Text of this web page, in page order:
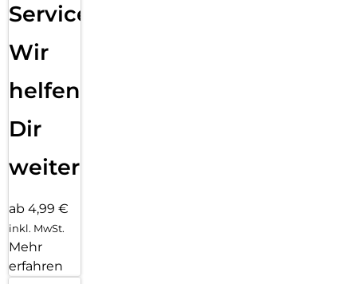
Service:
Wir
helfen
Dir
weiter
ab 4,99 €
inkl. MwSt.
Mehr
erfahren